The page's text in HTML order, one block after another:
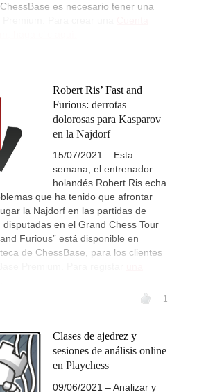
es necesario tener una
Robert Ris’ Fast and
Furious: derrotas
dolorosas para Kasparov
en la Najdorf
15/07/2021 – Esta
semana, el entrenador
holandés Robert Ris echa
que ha tenido que afrontar
la Najdorf en las partidas de
en el Grand Chess Tour
Furious” está disponible en
de ChessBase, para los clientes
1
Clases de ajedrez y
sesiones de análisis online
en Playchess
09/06/2021 – Analizar y